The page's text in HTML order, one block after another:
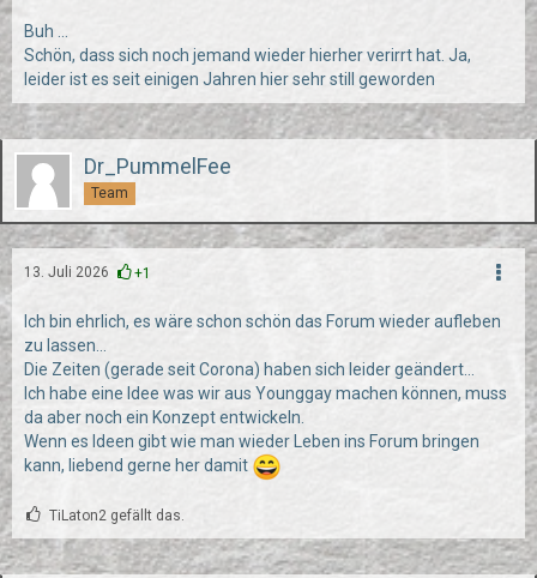
Buh …
Schön, dass sich noch jemand wieder hierher verirrt hat. Ja,
leider ist es seit einigen Jahren hier sehr still geworden
Dr_PummelFee
Team
13. Juli 2026 +1
Ich bin ehrlich, es wäre schon schön das Forum wieder aufleben
zu lassen...
Die Zeiten (gerade seit Corona) haben sich leider geändert...
Ich habe eine Idee was wir aus Younggay machen können, muss
da aber noch ein Konzept entwickeln.
Wenn es Ideen gibt wie man wieder Leben ins Forum bringen
kann, liebend gerne her damit
TiLaton2 gefällt das.